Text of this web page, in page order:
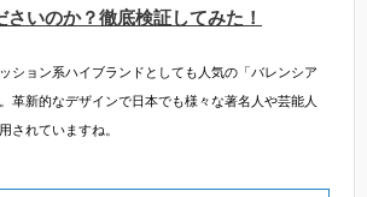
いのか？徹底検証してみた！
ション系ハイブランドとしても人気の「バレンシア
革新的なデザインで日本でも様々な著名人や芸能人
されていますね。